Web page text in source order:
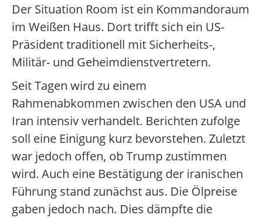
Der Situation Room ist ein Kommandoraum
im Weißen Haus. Dort trifft sich ein US-
Präsident traditionell mit Sicherheits-,
Militär- und Geheimdienstvertretern.
Seit Tagen wird zu einem
Rahmenabkommen zwischen den USA und
Iran intensiv verhandelt. Berichten zufolge
soll eine Einigung kurz bevorstehen. Zuletzt
war jedoch offen, ob Trump zustimmen
wird. Auch eine Bestätigung der iranischen
Führung stand zunächst aus. Die Ölpreise
gaben jedoch nach. Dies dämpfte die